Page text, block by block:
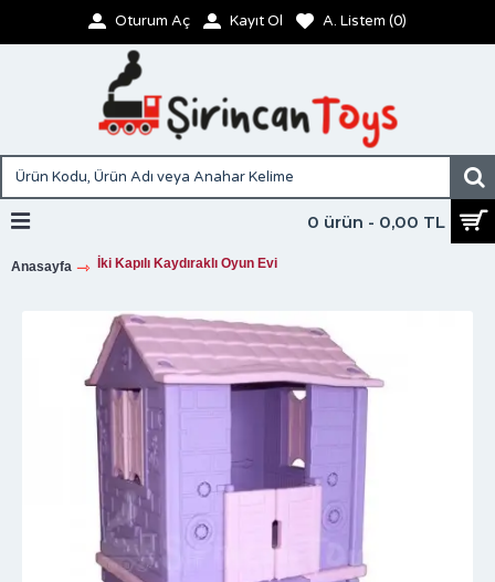
Oturum Aç Kayıt Ol A. Listem (0)
0 ürün - 0,00 TL
Anasayfa İki Kapılı Kaydıraklı Oyun Evi